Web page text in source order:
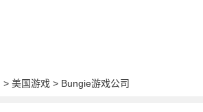
> 美国游戏 > Bungie游戏公司